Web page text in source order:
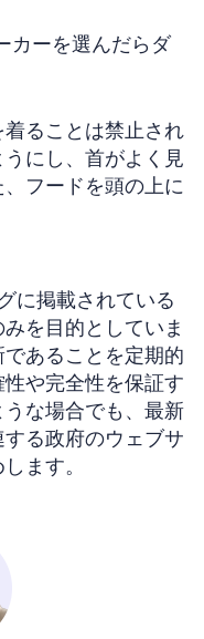
カーを選んだらダ
ることは禁止され
にし、首がよく見
フードを頭の上に
に掲載されている
を目的としていま
あることを定期的
や完全性を保証す
な場合でも、最新
る政府のウェブサ
ます。